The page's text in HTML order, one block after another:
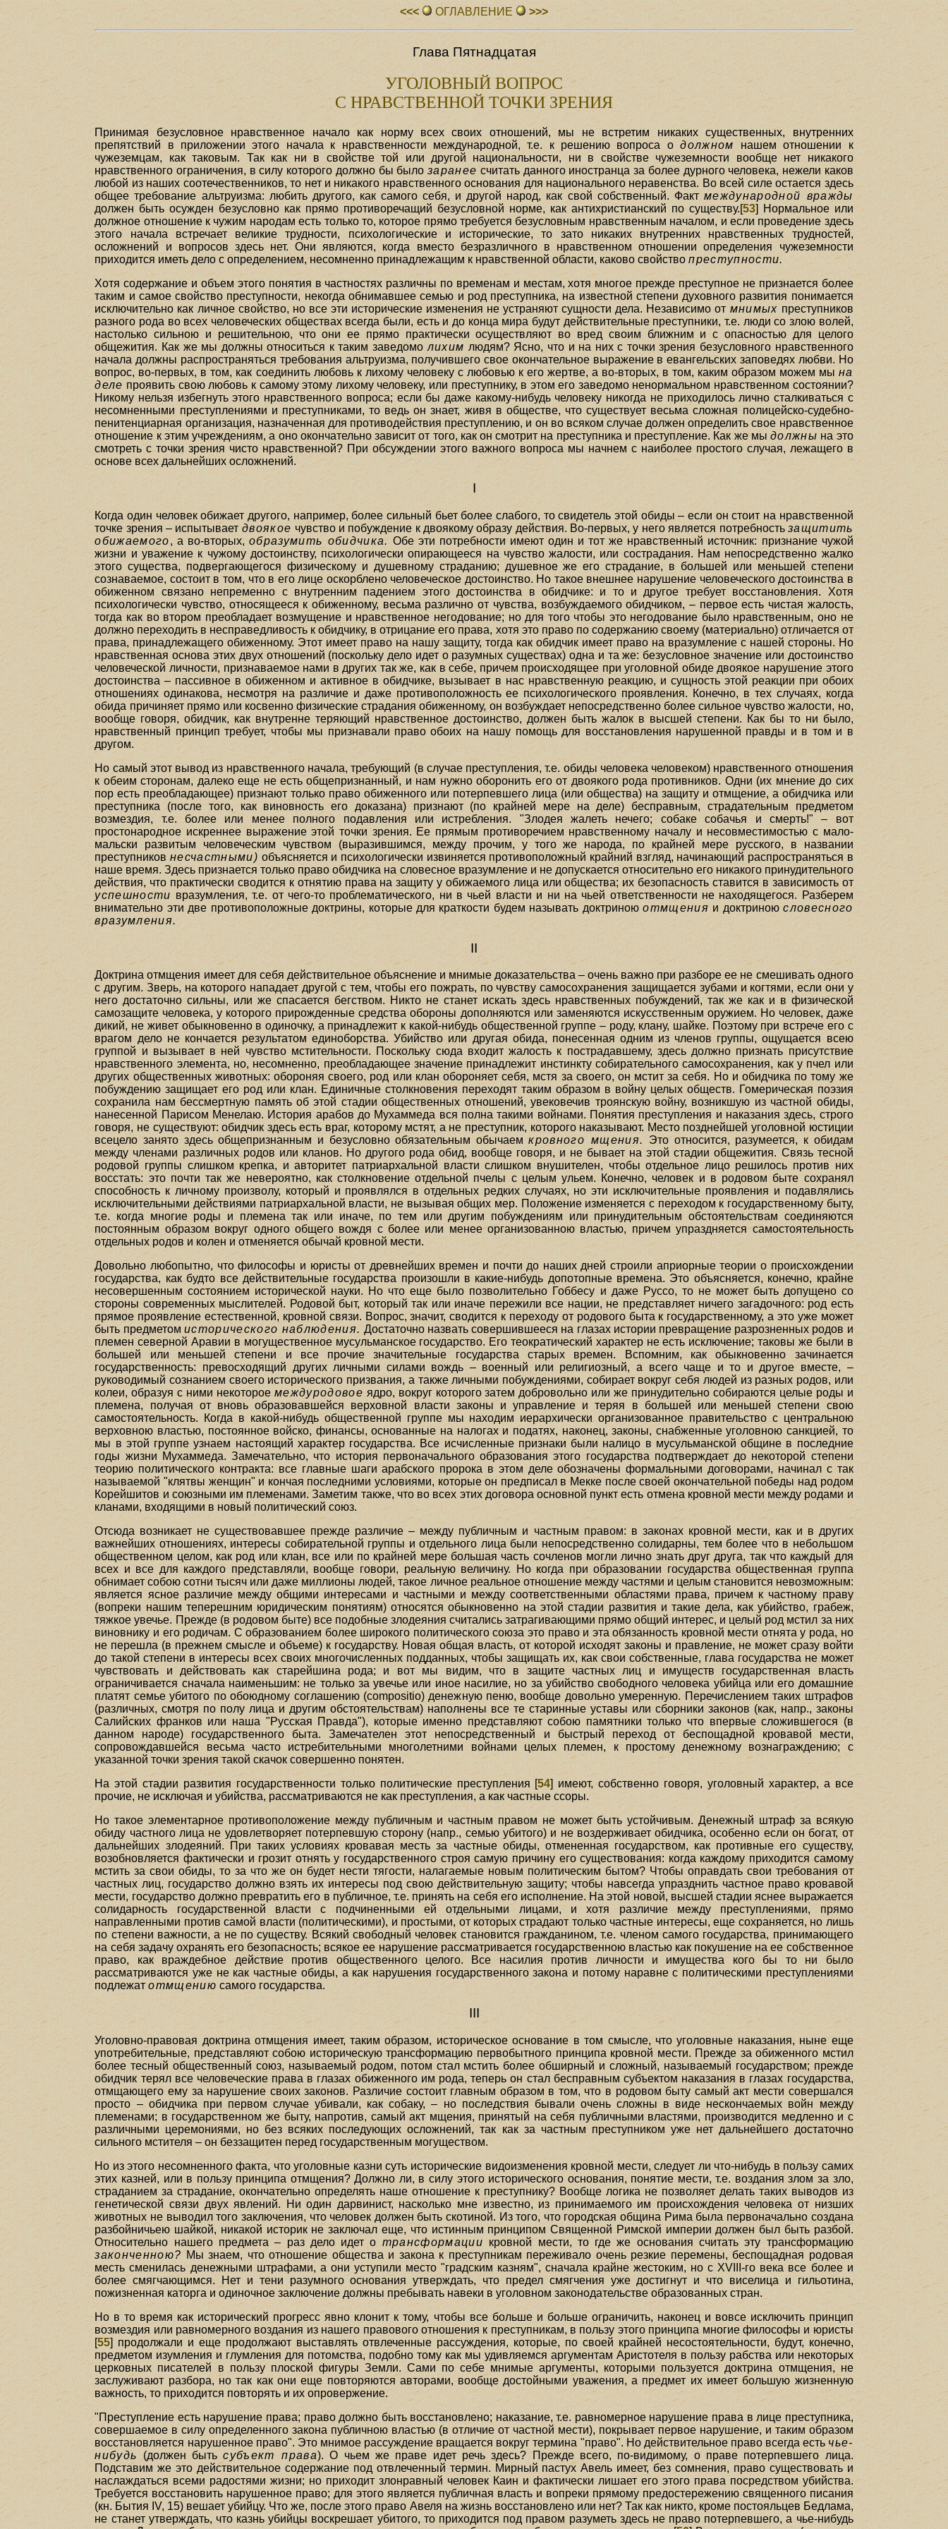
<<< ОГЛАВЛЕHИЕ >>>
Глава Пятнадцатая
УГОЛОВНЫЙ ВОПРОС
С НРАВСТВЕННОЙ ТОЧКИ ЗРЕНИЯ
Принимая безусловное нравственное начало как норму всех своих отношений, мы не встретим никаких существенных, внутренних
препятствий в приложении этого начала к нравственности международной, т.е. к решению вопроса одолжном нашем отношении к
чужеземцам, как таковым. Так как ни в свойстве той или другой национальности, ни в свойстве чужеземности вообще нет никакого
нравственного ограничения, в силу которого должно бы было заранее считать данного иностранца за более дурного человека, нежели каков
любой из наших соотечественников, то нет и никакого нравственного основания для национального неравенства. Во всей силе остается здесь
общее требование альтруизма: любить другого, как самого себя, и другой народ, как свой собственный. Факт международной вражды
должен быть осужден безусловно как прямо противоречащий безусловной норме, как антихристианский по существу.[53] Нормальное или
должное отношение к чужим народам есть только то, которое прямо требуется безусловным нравственным началом, и если проведение здесь
этого начала встречает великие трудности, психологические и исторические, то зато никаких внутренних нравственных трудностей,
осложнений и вопросов здесь нет. Они являются, когда вместо безразличного в нравственном отношении определения чужеземности
приходится иметь дело с определением, несомненно принадлежащим к нравственной области, каково свойствопреступности.
Хотя содержание и объем этого понятия в частностях различны по временам и местам, хотя многое прежде преступное не признается более
таким и самое свойство преступности, некогда обнимавшее семью и род преступника, на известной степени духовного развития понимается
исключительно как личное свойство, но все эти исторические изменения не устраняют сущности дела. Независимо от мнимыхпреступников
разного рода во всех человеческих обществах всегда были, есть и до конца мира будут действительные преступники, т.е. люди со злою волей,
настолько сильною и решительною, что они ее прямо практически осуществляют во вред своим ближним и с опасностью для целого
общежития. Как же мы должны относиться к таким заведомо лихим людям? Ясно, что и на них с точки зрения безусловного нравственного
начала должны распространяться требования альтруизма, получившего свое окончательное выражение в евангельских заповедях любви. Но
вопрос, во-первых, в том, как соединить любовь к лихому человеку с любовью к его жертве, а во-вторых, в том, каким образом можем мына
делепроявить свою любовь к самому этому лихому человеку, или преступнику, в этом его заведомо ненормальном нравственном состоянии?
Никому нельзя избегнуть этого нравственного вопроса; если бы даже какому-нибудь человеку никогда не приходилось лично сталкиваться с
несомненными преступлениями и преступниками, то ведь он знает, живя в обществе, что существует весьма сложная полицейско-судебно-
пенитенциарная организация, назначенная для противодействия преступлению, и он во всяком случае должен определить свое нравственное
отношение к этим учреждениям, а оно окончательно зависит от того, как он смотрит на преступника и преступление. Как же мыдолжны на это
смотреть с точки зрения чисто нравственной? При обсуждении этого важного вопроса мы начнем с наиболее простого случая, лежащего в
основе всех дальнейших осложнений.
I
Когда один человек обижает другого, например, более сильный бьет более слабого, то свидетель этой обиды – если он стоит на нравственной
точке зрения – испытываетдвоякое чувство и побуждение к двоякому образу действия. Во-первых, у него является потребность защитить
обижаемого, а во-вторых, образумить обидчика.Обе эти потребности имеют один и тот же нравственный источник: признание чужой
жизни и уважение к чужому достоинству, психологически опирающееся на чувство жалости, или сострадания. Нам непосредственно жалко
этого существа, подвергающегося физическому и душевному страданию; душевное же его страдание, в большей или меньшей степени
сознаваемое, состоит в том, что в его лице оскорблено человеческое достоинство. Но такое внешнее нарушение человеческого достоинства в
обиженном связано непременно с внутренним падением этого достоинства в обидчике: и то и другое требует восстановления. Хотя
психологически чувство, относящееся к обиженному, весьма различно от чувства, возбуждаемого обидчиком, – первое есть чистая жалость,
тогда как во втором преобладает возмущение и нравственное негодование; но для того чтобы это негодование было нравственным, оно не
должно переходить в несправедливость к обидчику, в отрицание его права, хотя это право по содержанию своему (материально) отличается от
права, принадлежащего обиженному. Этот имеет право на нашу защиту, тогда как обидчик имеет право на вразумление с нашей стороны. Но
нравственная основа этих двух отношений (поскольку дело идет о разумных существах) одна и та же: безусловное значение или достоинство
человеческой личности, признаваемое нами в других так же, как в себе, причем происходящее при уголовной обиде двоякое нарушение этого
достоинства – пассивное в обиженном и активное в обидчике, вызывает в нас нравственную реакцию, и сущность этой реакции при обоих
отношениях одинакова, несмотря на различие и даже противоположность ее психологического проявления. Конечно, в тех случаях, когда
обида причиняет прямо или косвенно физические страдания обиженному, он возбуждает непосредственно более сильное чувство жалости, но,
вообще говоря, обидчик, как внутренне теряющий нравственное достоинство, должен быть жалок в высшей степени. Как бы то ни было,
нравственный принцип требует, чтобы мы признавали право обоих на нашу помощь для восстановления нарушенной правды и в том и в
другом.
Но самый этот вывод из нравственного начала, требующий (в случае преступления, т.е. обиды человека человеком) нравственного отношения
к обеим сторонам, далеко еще не есть общепризнанный, и нам нужно оборонить его от двоякого рода противников. Одни (их мнение до сих
пор есть преобладающее) признают только право обиженного или потерпевшего лица (или общества) на защиту и отмщение, а обидчика или
преступника (после того, как виновность его доказана) признают (по крайней мере на деле) бесправным, страдательным предметом
возмездия, т.е. более или менее полного подавления или истребления. "Злодея жалеть нечего; собаке собачья и смерть!" – вот
простонародное искреннее выражение этой точки зрения. Ее прямым противоречием нравственному началу и несовместимостью с мало-
мальски развитым человеческим чувством (выразившимся, между прочим, у того же народа, по крайней мере русского, в названии
преступниковнесчастными) объясняется и психологически извиняется противоположный крайний взгляд, начинающий распространяться в
наше время. Здесь признается только право обидчика на словесное вразумление и не допускается относительно его никакого принудительного
действия, что практически сводится к отнятию права на защиту у обижаемого лица или общества; их безопасность ставится в зависимость от
успешности вразумления, т.е. от чего-то проблематического, ни в чьей власти и ни на чьей ответственности не находящегося. Разберем
внимательно эти две противоположные доктрины, которые для краткости будем называть доктриноюотмщения и доктриноюсловесного
вразумления.
II
Доктрина отмщения имеет для себя действительное объяснение и мнимые доказательства – очень важно при разборе ее не смешивать одного
с другим. Зверь, на которого нападает другой с тем, чтобы его пожрать, по чувству самосохранения защищается зубами и когтями, если они у
него достаточно сильны, или же спасается бегством. Никто не станет искать здесь нравственных побуждений, так же как и в физической
самозащите человека, у которого прирожденные средства обороны дополняются или заменяются искусственным оружием. Но человек, даже
дикий, не живет обыкновенно в одиночку, а принадлежит к какой-нибудь общественной группе – роду, клану, шайке. Поэтому при встрече его с
врагом дело не кончается результатом единоборства. Убийство или другая обида, понесенная одним из членов группы, ощущается всею
группой и вызывает в ней чувство мстительности. Поскольку сюда входит жалость к пострадавшему, здесь должно признать присутствие
нравственного элемента, но, несомненно, преобладающее значение принадлежит инстинкту собирательного самосохранения, как у пчел или
других общественных животных: обороняя своего, род или клан обороняет себя, мстя за своего, он мстит за себя. Но и обидчика по тому же
побуждению защищает его род или клан. Единичные столкновения переходят таким образом в войну целых обществ. Гомерическая поэзия
сохранила нам бессмертную память об этой стадии общественных отношений, увековечив троянскую войну, возникшую из частной обиды,
нанесенной Парисом Менелаю. История арабов до Мухаммеда вся полна такими войнами. Понятия преступления и наказания здесь, строго
говоря, не существуют: обидчик здесь есть враг, которому мстят, а не преступник, которого наказывают. Место позднейшей уголовной юстиции
всецело занято здесь общепризнанным и безусловно обязательным обычаемкровного мщения.
Это относится, разумеется, к обидам
между членами различных родов или кланов. Но другого рода обид, вообще говоря, и не бывает на этой стадии общежития. Связь тесной
родовой группы слишком крепка, и авторитет патриархальной власти слишком внушителен, чтобы отдельное лицо решилось против них
восстать: это почти так же невероятно, как столкновение отдельной пчелы с целым ульем. Конечно, человек и в родовом быте сохранял
способность к личному произволу, который и проявлялся в отдельных редких случаях, но эти исключительные проявления и подавлялись
исключительными действиями патриархальной власти, не вызывая общих мер. Положение изменяется с переходом к государственному быту,
т.е. когда многие роды и племена так или иначе, по тем или другим побуждениям или принудительным обстоятельствам соединяются
постоянным образом вокруг одного общего вождя с более или менее организованною властью, причем упраздняется самостоятельность
отдельных родов и колен и отменяется обычай кровной мести.
Довольно любопытно, что философы и юристы от древнейших времен и почти до наших дней строили априорные теории о происхождении
государства, как будто все действительные государства произошли в какие-нибудь допотопные времена. Это объясняется, конечно, крайне
несовершенным состоянием исторической науки. Но что еще было позволительно Гоббесу и даже Руссо, то не может быть допущено со
стороны современных мыслителей. Родовой быт, который так или иначе пережили все нации, не представляет ничего загадочного: род есть
прямое проявление естественной, кровной связи. Вопрос, значит, сводится к переходу от родового быта к государственному, а это уже может
быть предметом исторического наблюдения. Достаточно назвать совершившееся на глазах истории превращение разрозненных родов и
племен северной Аравии в могущественное мусульманское государство. Его теократический характер не есть исключение; таковы же были в
большей или меньшей степени и все прочие значительные государства старых времен. Вспомним, как обыкновенно зачинается
государственность: превосходящий других личными силами вождь – военный или религиозный, а всего чаще и то и другое вместе, –
руководимый сознанием своего исторического призвания, а также личными побуждениями, собирает вокруг себя людей из разных родов, или
колеи, образуя с ними некотороемеждуродовое ядро, вокруг которого затем добровольно или же принудительно собираются целые роды и
племена, получая от вновь образовавшейся верховной власти законы и управление и теряя в большей или меньшей степени свою
самостоятельность. Когда в какой-нибудь общественной группе мы находим иерархически организованное правительство с центральною
верховною властью, постоянное войско, финансы, основанные на налогах и податях, наконец, законы, снабженные уголовною санкцией, то
мы в этой группе узнаем настоящий характер государства. Все исчисленные признаки были налицо в мусульманской общине в последние
годы жизни Мухаммеда. Замечательно, что история первоначального образования этого государства подтверждает до некоторой степени
теорию политического контракта: все главные шаги арабского пророка в этом деле обозначены формальными договорами, начинал с так
называемой "клятвы женщин" и кончая последними условиями, которые он предписал в Мекке после своей окончательной победы над родом
Корейшитов и союзными им племенами. Заметим также, что во всех этих договора основной пункт есть отмена кровной мести между родами и
кланами, входящими в новый политический союз.
Отсюда возникает не существовавшее прежде различие – между публичным и частным правом: в законах кровной мести, как и в других
важнейших отношениях, интересы собирательной группы и отдельного лица были непосредственно солидарны, тем более что в небольшом
общественном целом, как род или клан, все или по крайней мере большая часть сочленов могли лично знать друг друга, так что каждый для
всех и все для каждого представляли, вообще говори, реальную величину. Но когда при образовании государства общественная группа
обнимает собою сотни тысяч или даже миллионы людей, такое личное реальное отношение между частями и целым становится невозможным:
является ясное различие между общими интересами и частными и между соответственными областями права, причем к частному праву
(вопреки нашим теперешним юридическим понятиям) относятся обыкновенно на этой стадии развития и такие дела, как убийство, грабеж,
тяжкое увечье. Прежде (в родовом быте) все подобные злодеяния считались затрагивающими прямо общий интерес, и целый род мстил за них
виновнику и его родичам. С образованием более широкого политического союза это право и эта обязанность кровной мести отнята у рода, но
не перешла (в прежнем смысле и объеме) к государству. Новая общая власть, от которой исходят законы и правление, не может сразу войти
до такой степени в интересы всех своих многочисленных подданных, чтобы защищать их, как свои собственные, глава государства не может
чувствовать и действовать как старейшина рода; и вот мы видим, что в защите частных лиц и имуществ государственная власть
ограничивается сначала наименьшим: не только за увечье или иное насилие, но за убийство свободного человека убийца или его домашние
платят семье убитого по обоюдному соглашению (compositio) денежную пеню, вообще довольно умеренную. Перечислением таких штрафов
(различных, смотря по полу лица и другим обстоятельствам) наполнены все те старинные уставы или сборники законов (как, напр., законы
Салийских франков или наша "Русская Правда"), которые именно представляют собою памятники только что впервые сложившегося (в
данном народе) государственного быта. Замечателен этот непосредственный и быстрый переход от беспощадной кровавой мести,
сопровождавшейся весьма часто истребительными многолетними войнами целых племен, к простому денежному вознаграждению; с
указанной точки зрения такой скачок совершенно понятен.
На этой стадии развития государственности только политические преступления [54] имеют, собственно говоря, уголовный характер, а все
прочие, не исключая и убийства, рассматриваются не как преступления, а как частные ссоры.
Но такое элементарное противоположение между публичным и частным правом не может быть устойчивым. Денежный штраф за всякую
обиду частного лица не удовлетворяет потерпевшую сторону (напр., семью убитого) и не воздерживает обидчика, особенно если он богат, от
дальнейших злодеяний. При таких условиях кровавая месть за частные обиды, отмененная государством, как противные его существу,
возобновляется фактически и грозит отнять у государственного строя самую причину его существования: когда каждому приходится самому
мстить за свои обиды, то за что же он будет нести тягости, налагаемые новым политическим бытом? Чтобы оправдать свои требования от
частных лиц, государство должно взять их интересы под свою действительную защиту; чтобы навсегда упразднить частное право кровавой
мести, государство должно превратить его в публичное, т.е. принять на себя его исполнение. На этой новой, высшей стадии яснее выражается
солидарность государственной власти с подчиненными ей отдельными лицами, и хотя различие между преступлениями, прямо
направленными против самой власти (политическими), и простыми, от которых страдают только частные интересы, еще сохраняется, но лишь
по степени важности, а не по существу. Всякий свободный человек становится гражданином, т.е. членом самого государства, принимающего
на себя задачу охранять его безопасность; всякое ее нарушение рассматривается государственною властью как покушение на ее собственное
право, как враждебное действие против общественного целого. Все насилия против личности и имущества кого бы то ни было
рассматриваются уже не как частные обиды, а как нарушения государственного закона и потому наравне с политическими преступлениями
подлежатотмщению самого государства.
III
Уголовно-правовая доктрина отмщения имеет, таким образом, историческое основание в том смысле, что уголовные наказания, ныне еще
употребительные, представляют собою историческую трансформацию первобытного принципа кровной мести. Прежде за обиженного мстил
более тесный общественный союз, называемый родом, потом стал мстить более обширный и сложный, называемый государством; прежде
обидчик терял все человеческие права в глазах обиженного им рода, теперь он стал бесправным субъектом наказания в глазах государства,
отмщающего ему за нарушение своих законов. Различие состоит главным образом в том, что в родовом быту самый акт мести совершался
просто – обидчика при первом случае убивали, как собаку, – но последствия бывали очень сложны в виде нескончаемых войн между
племенами; в государственном же быту, напротив, самый акт мщения, принятый на себя публичными властями, производится медленно и с
различными церемониями, но без всяких последующих осложнений, так как за частным преступником уже нет дальнейшего достаточно
сильного мстителя – он беззащитен перед государственным могуществом.
Но из этого несомненного факта, что уголовные казни суть исторические видоизменения кровной мести, следует ли что-нибудь в пользу самих
этих казней, или в пользу принципа отмщения? Должно ли, в силу этого исторического основания, понятие мести, т.е. воздания злом за зло,
страданием за страдание, окончательно определять наше отношение к преступнику? Вообще логика не позволяет делать таких выводов из
генетической связи двух явлений. Ни один дарвинист, насколько мне известно, из принимаемого им происхождения человека от низших
животных не выводил того заключения, что человек должен быть скотиной. Из того, что городская община Рима была первоначально создана
разбойничьею шайкой, никакой историк не заключал еще, что истинным принципом Священной Римской империи должен был быть разбой.
Относительно нашего предмета – раз дело идет о трансформации кровной мести, то где же основания считать эту трансформацию
законченною?Мы знаем, что отношение общества и закона к преступникам переживало очень резкие перемены, беспощадная родовая
месть сменилась денежными штрафами, а они уступили место "градским казням", сначала крайне жестоким, но с XVIII-го века все более и
более смягчающимся. Нет и тени разумного основания утверждать, что предел смягчения уже достигнут и что виселица и гильотина,
пожизненная каторга и одиночное заключение должны пребывать навеки в уголовном законодательстве образованных стран.
Но в то время как исторический прогресс явно клонит к тому, чтобы все больше и больше ограничить, наконец и вовсе исключить принцип
возмездия или равномерного воздания из нашего правового отношения к преступникам, в пользу этого принципа многие философы и юристы
[55] продолжали и еще продолжают выставлять отвлеченные рассуждения, которые, по своей крайней несостоятельности, будут, конечно,
предметом изумления и глумления для потомства, подобно тому как мы удивляемся аргументам Аристотеля в пользу рабства или некоторых
церковных писателей в пользу плоской фигуры Земли. Сами по себе мнимые аргументы, которыми пользуется доктрина отмщения, не
заслуживают разбора, но так как они еще повторяются авторами, вообще достойными уважения, а предмет их имеет большую жизненную
важность, то приходится повторять и их опровержение.
"Преступление есть нарушение права; право должно быть восстановлено; наказание, т.е. равномерное нарушение права в лице преступника,
совершаемое в силу определенного закона публичною властью (в отличие от частной мести), покрывает первое нарушение, и таким образом
восстановляется нарушенное право". Это мнимое рассуждение вращается вокруг термина "право". Но действительное право всегда есть чье-
нибудь (должен бытьсубъект права). О чьем же праве идет речь здесь? Прежде всего, по-видимому, о праве потерпевшего лица.
Подставим же это действительное содержание под отвлеченный термин. Мирный пастух Авель имеет, без сомнения, право существовать и
наслаждаться всеми радостями жизни; но приходит злонравный человек Каин и фактически лишает его этого права посредством убийства.
Требуется восстановить нарушенное право; для этого является публичная власть и вопреки прямому предостережению священного писания
(кн. Бытия IV, 15) вешает убийцу. Что же, после этого право Авеля на жизнь восстановлено или нет? Так как никто, кроме постояльцев Бедлама,
не станет утверждать, что казнь убийцы воскрешает убитого, то приходится под правом разуметь здесь не право потерпевшего, а чье-нибудь